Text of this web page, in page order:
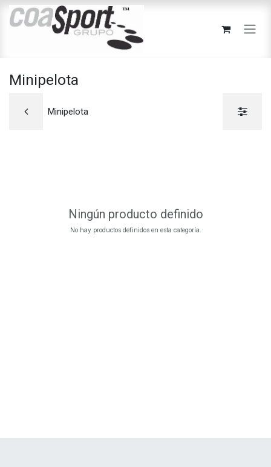
Ir al contenido
Minipelota
Minipelota
Ningún producto definido
No hay productos definidos en esta categoría.